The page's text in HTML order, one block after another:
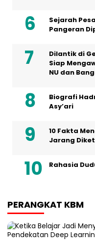
Sejarah
Pangeran
Dilantik di
Siap
NU dan
Biografi
Asy’ari
10 Fakta
Jarang
Rahasia
PERANGKAT KBM